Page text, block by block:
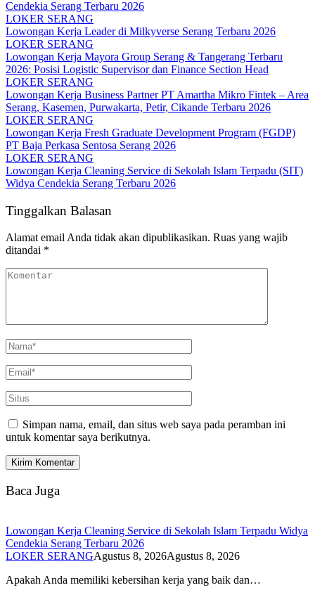
Cendekia Serang Terbaru 2026
LOKER SERANG
Lowongan Kerja Leader di Milkyverse Serang Terbaru 2026
LOKER SERANG
Lowongan Kerja Mayora Group Serang & Tangerang Terbaru
2026: Posisi Logistic Supervisor dan Finance Section Head
LOKER SERANG
Lowongan Kerja Business Partner PT Amartha Mikro Fintek – Area
Serang, Kasemen, Purwakarta, Petir, Cikande Terbaru 2026
LOKER SERANG
Lowongan Kerja Fresh Graduate Development Program (FGDP)
PT Baja Perkasa Sentosa Serang 2026
LOKER SERANG
Lowongan Kerja Cleaning Service di Sekolah Islam Terpadu (SIT)
Widya Cendekia Serang Terbaru 2026
Tinggalkan Balasan
Alamat email Anda tidak akan dipublikasikan. Ruas yang wajib
ditandai *
Simpan nama, email, dan situs web saya pada peramban ini
untuk komentar saya berikutnya.
Baca Juga
Lowongan Kerja Cleaning Service di Sekolah Islam Terpadu Widya
Cendekia Serang Terbaru 2026
LOKER SERANGAgustus 8, 2026Agustus 8, 2026
Apakah Anda memiliki kebersihan kerja yang baik dan…